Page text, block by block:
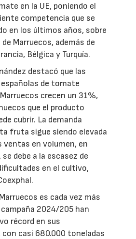
en la UE, poniendo el
competencia que se
en los últimos años, sobre
Marruecos, además de
Bélgica y Turquía.
destacó que las
de tomate
crecen un 31%,
que el producto
cubrir. La demanda
fruta sigue siendo elevada
ventas en volumen, en
debe a la escasez de
en el cultivo,
es cada vez más
2024/205 han
récord en sus
casi 680.000 toneladas